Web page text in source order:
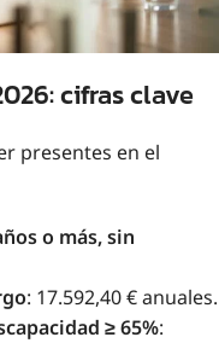
cifras clave
presentes en el
o más, sin
: 17.592,40 € anuales.
≥ 65%: